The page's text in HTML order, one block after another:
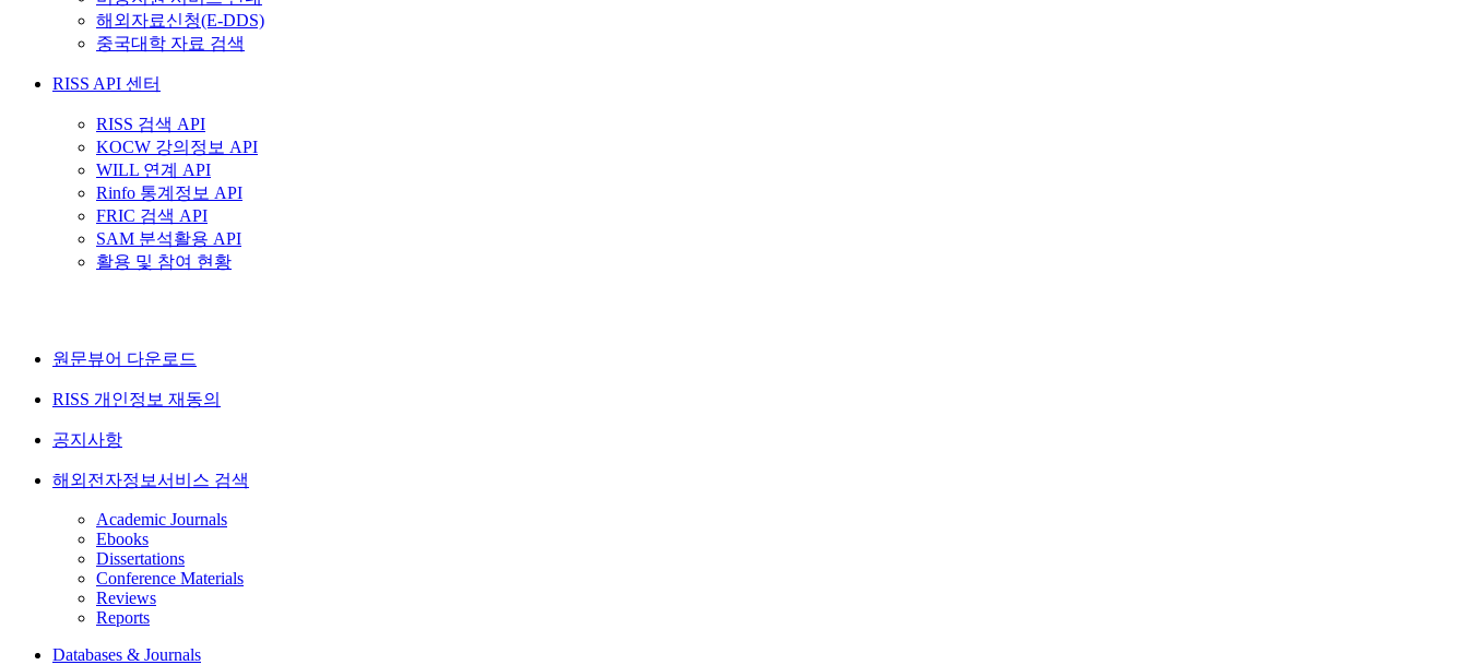
해외자료신청(E-DDS)
중국대학 자료 검색
RISS API 센터
RISS 검색 API
KOCW 강의정보 API
WILL 연계 API
Rinfo 통계정보 API
FRIC 검색 API
SAM 분석활용 API
활용 및 참여 현황
원문뷰어 다운로드
RISS 개인정보 재동의
공지사항
해외전자정보서비스 검색
Academic Journals
Ebooks
Dissertations
Conference Materials
Reviews
Reports
Databases & Journals